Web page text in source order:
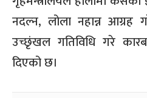
नदल्न, लोला नहान्न आग्रह
उच्छृंखल गतिविधि गरे
दिएको छ।